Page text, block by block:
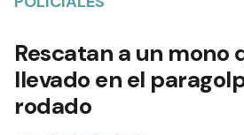
Rescatan a un mono
llevado en el
rodado